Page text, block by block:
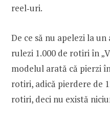
reel‑uri.
De ce să nu apelezi la
rulezi 1.000 de rotiri în
modelul arată că pierzi
rotiri, adică pierdere de
rotiri, deci nu există